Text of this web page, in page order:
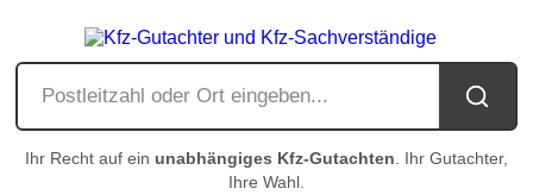
Ihr Recht auf ein unabhängiges Kfz-Gutachten . Ihr Gutachter,
Ihre Wahl.